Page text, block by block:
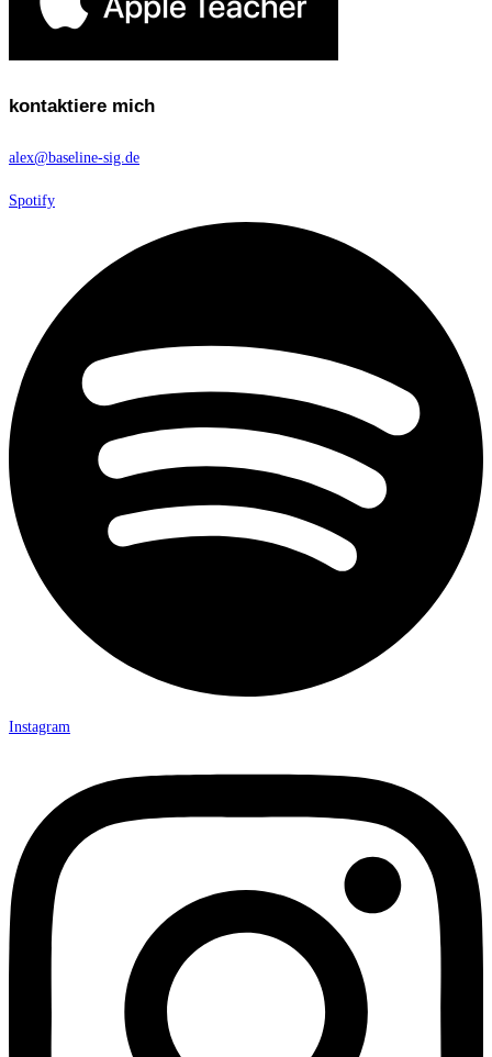
kontaktiere mich
alex@baseline-sig.de
Spotify
Instagram